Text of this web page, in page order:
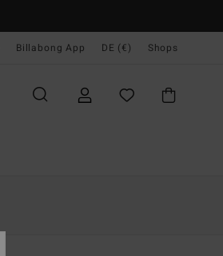
Billabong App DE (€) Shops